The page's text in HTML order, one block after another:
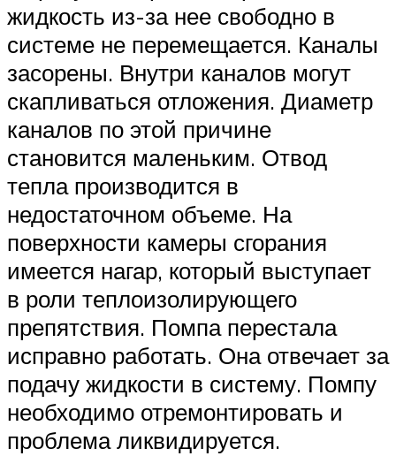
жидкость из-за нее свободно в
системе не перемещается. Каналы
засорены. Внутри каналов могут
скапливаться отложения. Диаметр
каналов по этой причине
становится маленьким. Отвод
тепла производится в
недостаточном объеме. На
поверхности камеры сгорания
имеется нагар, который выступает
в роли теплоизолирующего
препятствия. Помпа перестала
исправно работать. Она отвечает за
подачу жидкости в систему. Помпу
необходимо отремонтировать и
проблема ликвидируется.